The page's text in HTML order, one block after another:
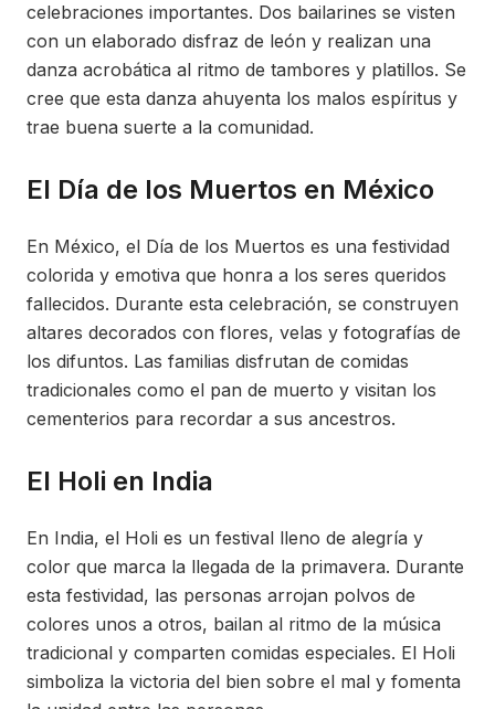
celebraciones importantes. Dos bailarines se visten
con un elaborado disfraz de león y realizan una
danza acrobática al ritmo de tambores y platillos. Se
cree que esta danza ahuyenta los malos espíritus y
trae buena suerte a la comunidad.
El Día de los Muertos en México
En México, el Día de los Muertos es una festividad
colorida y emotiva que honra a los seres queridos
fallecidos. Durante esta celebración, se construyen
altares decorados con flores, velas y fotografías de
los difuntos. Las familias disfrutan de comidas
tradicionales como el pan de muerto y visitan los
cementerios para recordar a sus ancestros.
El Holi en India
En India, el Holi es un festival lleno de alegría y
color que marca la llegada de la primavera. Durante
esta festividad, las personas arrojan polvos de
colores unos a otros, bailan al ritmo de la música
tradicional y comparten comidas especiales. El Holi
simboliza la victoria del bien sobre el mal y fomenta